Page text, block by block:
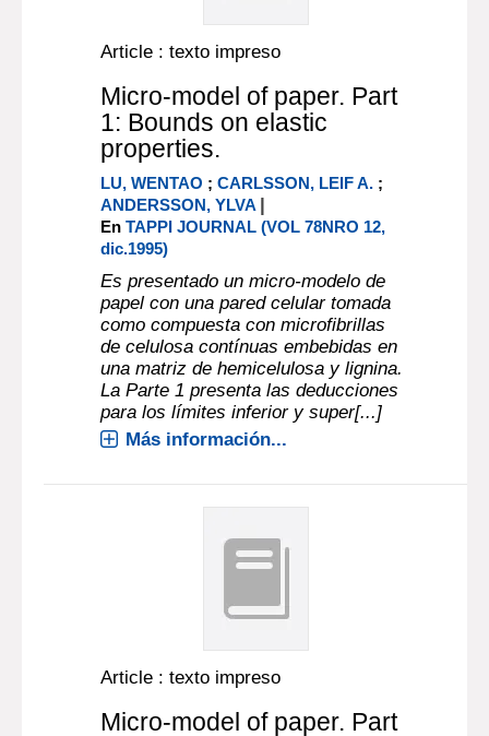
Article : texto impreso
Micro-model of paper. Part
1: Bounds on elastic
properties.
LU, WENTAO ;CARLSSON, LEIF A. ;
ANDERSSON, YLVA |
EnTAPPI JOURNAL (VOL 78NRO 12,
dic.1995)
Es presentado un micro-modelo de
papel con una pared celular tomada
como compuesta con microfibrillas
de celulosa contínuas embebidas en
una matriz de hemicelulosa y lignina.
La Parte 1 presenta las deducciones
para los límites inferior y super[...]
Más información...
Article : texto impreso
Micro-model of paper. Part